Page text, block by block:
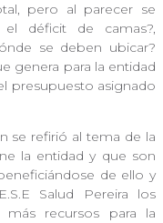
pero al parecer se
el déficit de camas?,
se deben ubicar?
genera para la entidad
presupuesto asignado
se refirió al tema de la
la entidad y que son
de ello y
Salud Pereira los
recursos para la